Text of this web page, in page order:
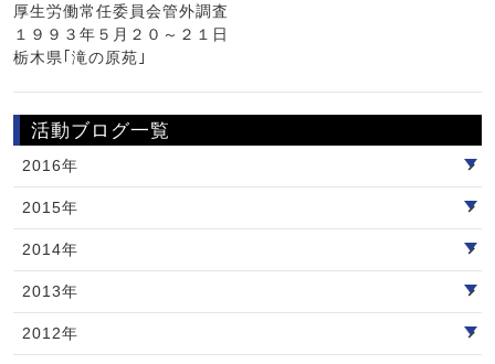
厚生労働常任委員会管外調査
１９９３年５月２０～２１日
栃木県｢滝の原苑｣
活動ブログ一覧
2016年
2015年
2014年
2013年
2012年